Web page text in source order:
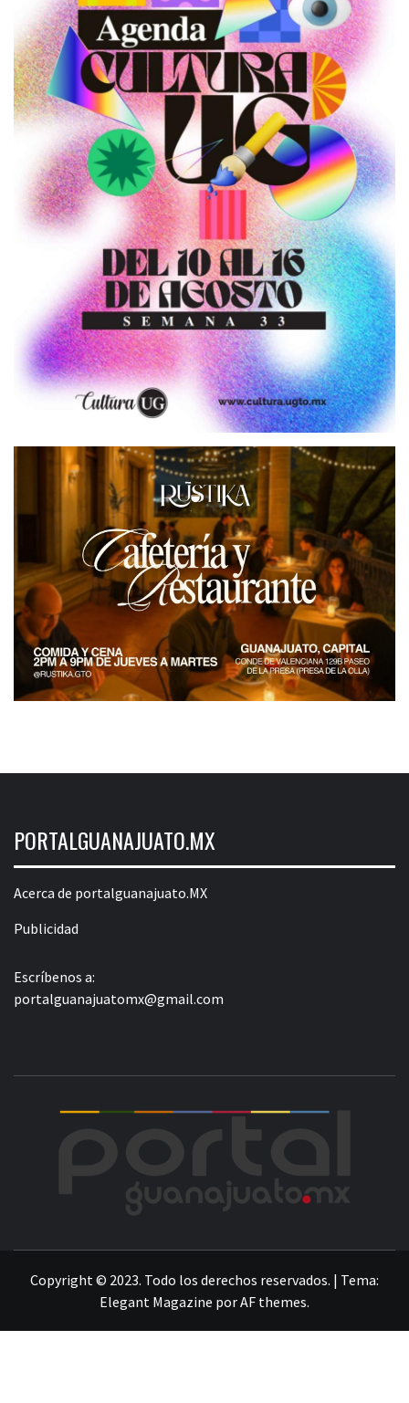
PORTALGUANAJUATO.MX
Acerca de portalguanajuato.MX
Publicidad
Escríbenos a:
portalguanajuatomx@gmail.com
Copyright © 2023. Todo los derechos reservados. | Tema:
Elegant Magazine porAF themes.